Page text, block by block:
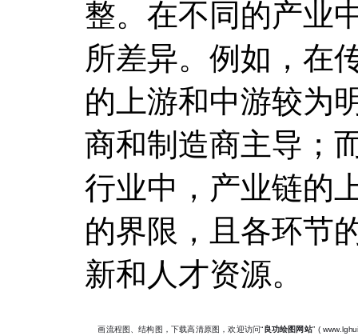
整。在不同的产业
所差异。例如，在
的上游和中游较为
商和制造商主导；
行业中，产业链的
的界限，且各环节
新和人才资源。